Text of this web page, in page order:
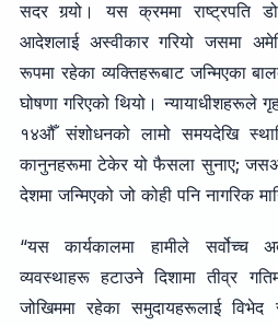
सदर गर्‍यो। यस क्रममा राष्ट्रपति
आदेशलाई अस्वीकार गरियो जसमा
रूपमा रहेका व्यक्तिहरूबाट जन्मिएका
घोषणा गरिएको थियो। न्यायाधीशहरूले
१४औँ संशोधनको लामो समयदेखि
कानुनहरूमा टेकेर यो फैसला सुनाए;
देशमा जन्मिएको जो कोही पनि नागरिक
“यस कार्यकालमा हामीले सर्वोच्च
व्यवस्थाहरू हटाउने दिशामा तीव्र
जोखिममा रहेका समुदायहरूलाई